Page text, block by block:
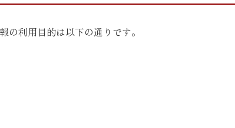
利用目的は以下の通りです。